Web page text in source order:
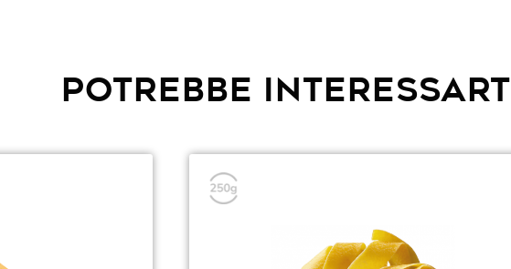
POTREBBE